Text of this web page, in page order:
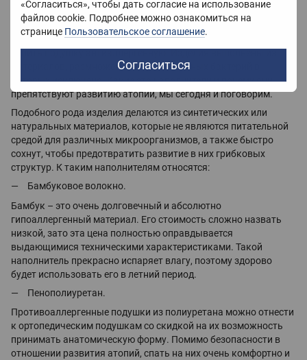
«Согласиться», чтобы дать согласие на использование
файлов cookie. Подробнее можно ознакомиться на
странице Пользовательское соглашение.
Согласиться
сколько микроорганизмов может содержаться в не самой
свежей постели, которая, к тому же, плохо высыхает. Именно
чтобы предотвратить такую ситуацию, мы рекомендуем вам
материалов, размножение болезнетворных бактерий в
которых исключено. Какие это наполнители и почему они
препятствуют развитию атопий, мы сегодня и поговорим.
Подобного рода изделия делаются из синтетических или
натуральных материалов, которые не являются питательной
средой для различных микроорганизмов, а также быстро
сохнут, чтобы предотвратить развитие в них грибковых
структур. К таким наполнителям относятся:
Бамбуковое волокно.
Бамбук – это очень долговечный и абсолютно
гипоаллергенный материал. Его стоимость сложно назвать
низкой, зато эта цена полностью оправдывается
выдающимися техническими характеристиками. Такой
наполнитель прекрасно испаряет влагу, поэтому здорово
будет использовать его в летний период.
Пенополиуретан.
Противоаллергенные подушки из полиуретана можно отнести
к ортопедическим подушкам со скидкой на их возможность
принимать анатомическую форму. Помимо безопасности в
отношении развития атопий, спать на них очень комфортно и